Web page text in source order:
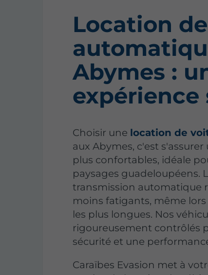
Location
Abymes :
expérience
Choisir une location de
aux Abymes, c'est
plus confortables, idéale
paysages guadeloupéens.
transmission automatique
moins fatigants, même
les plus longues. Nos
rigoureusement contrôlés
sécurité et une
Caraïbes Evasion met à